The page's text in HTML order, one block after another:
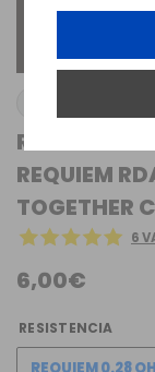
RESISTENCIA RAISE DEAD ESPECIAL
REQUIEM
TOGETHER
6
6,00€
RESISTENCIA